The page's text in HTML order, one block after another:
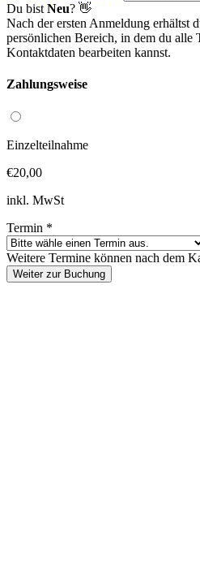
Du bist Neu? 👋
Nach der ersten Anmeldung erhältst
persönlichen Bereich, in dem du alle
Kontaktdaten bearbeiten kannst.
Zahlungsweise
Einzelteilnahme
€20,00
inkl. MwSt
Termin *
Weitere Termine können nach dem
Weiter zur Buchung